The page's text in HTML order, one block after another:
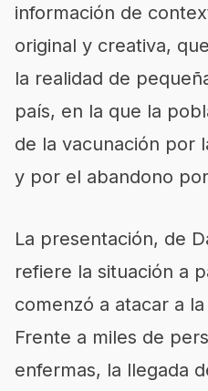
información de
original y creativa,
la realidad de
país, en la que la
de la vacunación por
y por el abandono
La presentación, de
refiere la situación a
comenzó a atacar a
Frente a miles de
enfermas, la llegada